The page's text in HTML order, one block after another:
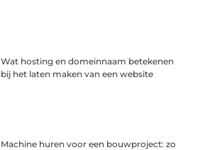
Wat hosting en domeinnaam betekenen
bij het laten maken van een website
Machine huren voor een bouwproject: zo